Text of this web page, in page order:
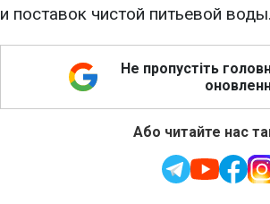
и поставок чистой питьевой воды.
Не пропустіть
Або читайте нас